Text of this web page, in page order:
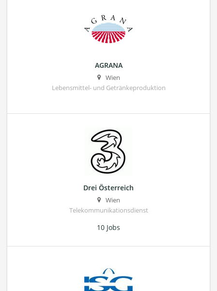
AGRANA
Wien
Lebensmittel- und Getränkeproduktion
Drei Österreich
Wien
Telekommunikationsdienst
10 Jobs